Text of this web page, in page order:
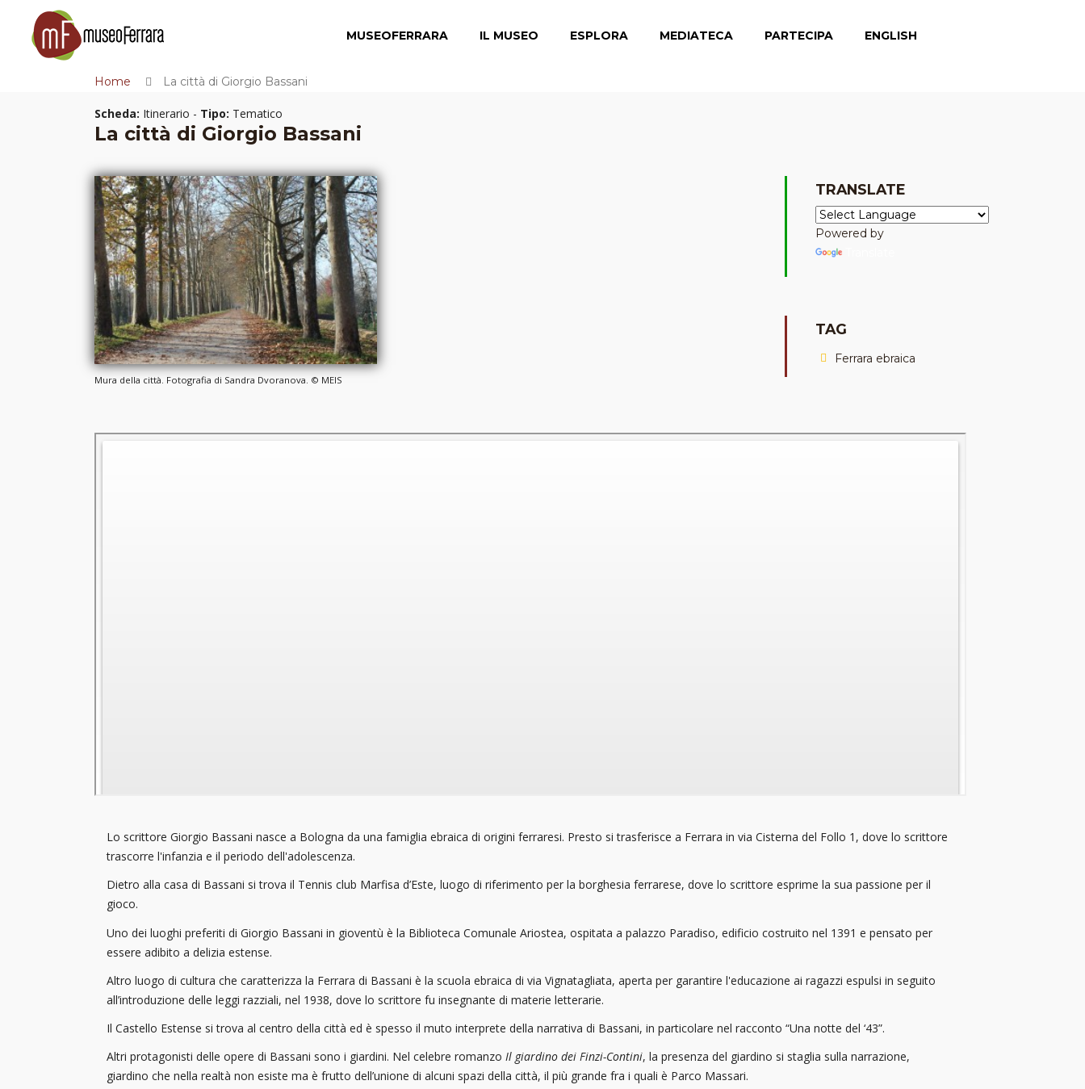
MUSEOFERRARA IL MUSEO ESPLORA MEDIATECA PARTECIPA ENGLISH
Home La città di Giorgio Bassani
Scheda: Itinerario - Tipo: Tematico
La città di Giorgio Bassani
Mura della città. Fotografia di Sandra Dvoranova. © MEIS
TRANSLATE
Powered by
TAG
Ferrara ebraica
Lo scrittore Giorgio Bassani nasce a Bologna da una famiglia ebraica di origini ferraresi. Presto si trasferisce a Ferrara in via Cisterna del Follo 1, dove lo scrittore
trascorre l'infanzia e il periodo dell'adolescenza.
Dietro alla casa di Bassani si trova il Tennis club Marfisa d’Este, luogo di riferimento per la borghesia ferrarese, dove lo scrittore esprime la sua passione per il
gioco.
Uno dei luoghi preferiti di Giorgio Bassani in gioventù è la Biblioteca Comunale Ariostea, ospitata a palazzo Paradiso, edificio costruito nel 1391 e pensato per
essere adibito a delizia estense.
Altro luogo di cultura che caratterizza la Ferrara di Bassani è la scuola ebraica di via Vignatagliata, aperta per garantire l'educazione ai ragazzi espulsi in seguito
all’introduzione delle leggi razziali, nel 1938, dove lo scrittore fu insegnante di materie letterarie.
Il Castello Estense si trova al centro della città ed è spesso il muto interprete della narrativa di Bassani, in particolare nel racconto “Una notte del ‘43”.
Altri protagonisti delle opere di Bassani sono i giardini. Nel celebre romanzo Il giardino dei Finzi-Contini, la presenza del giardino si staglia sulla narrazione,
giardino che nella realtà non esiste ma è frutto dell’unione di alcuni spazi della città, il più grande fra i quali è Parco Massari.